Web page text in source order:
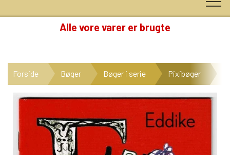
NYHEDER
KATEGORIER
Alle vore varer er brugte
Forside Bøger Bøger i serie Pixibøger